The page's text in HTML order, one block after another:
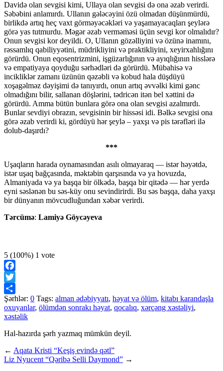
Davidə olan sevgisi kimi, Ullaya olan sevgisi də ona əzab verirdi.
Səbəbini anlamırdı. Ullanın gələcəyini özü olmadan düşünmürdü,
birlikdə artıq heç vaxt görməyəcəkləri və yaşamayacaqları şeylərə
görə yas tutmurdu. Məgər əzab verməməsi üçün sevgi kor olmalıdır?
Onun sevgisi kor deyildi. O, Ullanın gözəlliyini və özünə inamını,
rəssamlıq qabiliyyətini, müdrikliyini və praktikliyini, xeyirxahlığını
görürdü. Onun eqosentrizmini, işgüzarlığının və ayıqlığının hisslərə
və empatiyaya qoyduğu sərhədləri də görürdü. Mübahisə və
incikliklər zamanı üzünün qəzəbli və kobud hala düşdüyü
xoşagəlməz dəyişimi də tanıyırdı, onun artıq əvvəlki kimi gənc
olmadığını bilir, sallanan döşlərini, tədricən itən bel xəttini də
görürdü. Amma bütün bunlara görə ona olan sevgisi azalmırdı.
Bunlar sevdiyi obrazın, sevgisinin bir hissəsi idi. Bəlkə sevgisi ona
görə əzab verirdi ki, gördüyü hər şeylə – yaxşı və pis tərəfləri ilə
dolub-daşırdı?
***
Uşaqların harada oynamasından asılı olmayaraq — istər həyətdə,
istər uşaq bağçasında, məktəbin qarşısında və ya hovuzda,
Almaniyada və ya başqa bir ölkədə, başqa bir qitədə — hər yerdə
eyni səslənən bu səs-küy onu sevindirirdi. Bu səs başqa, daha yaxşı
bir dünyanın mövcudluğundan xəbər verirdi.
Tərcümə: Lamiyə Göycəyeva
5 (100%) 1 vote
Facebook
Twitter
Share
Şərhlər: 0 Tags: alman ədəbiyyatı, həyat və ölüm, kitabı karandaşla
oxuyanlar, ölümdən sonrakı həyat, qocalıq, xərçəng xəstəliyi,
xəstəlik
Hal-hazırda şərh yazmaq mümkün deyil.
← Aqata Kristi “Keşiş evində qətl”
Liz Nyucent “Qəribə Selli Daymond” →